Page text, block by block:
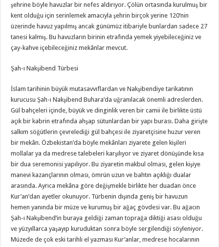
şehrine böyle havuzlar bir nefes aldırıyor. Çölün ortasında kurulmuş bir
kent olduğu için serinlemek amacıyla şehrin birçok yerine 120’nin
üzerinde havuz yapılmış ancak günümüz itibariyle bunlardan sadece 27
tanesi kalmış. Bu havuzların birinin etrafında yemek yiyebileceğiniz ve
çay-kahve içebileceğiniz mekânlar mevcut.
Şah-ı Nakşibend Türbesi
İslam tarihinin büyük mutasavvıflardan ve Nakşibendiye tarikatının
kurucusu Şah-ı Nakşibend Buhara’da uğranılacak önemli adreslerden.
Gül bahçeleri içinde, büyük ve dinginlik veren bir camii ile birlikte üstü
açık bir kabrin etrafında ahşap sütunlardan bir yapı burası. Daha girişte
salkım söğütlerin çevrelediği gül bahçesi ile ziyaretçisine huzur veren
bir mekân. Özbekistan’da böyle mekânları ziyarete gelen kişileri
mollalar ya da medrese talebeleri karşılıyor ve ziyaret dönüşünde kısa
bir dua seremonisi yapılıyor. Bu ziyaretin makbul olması, gelen kişiye
manevi kazançlarının olması, ömrün uzun ve bahtın açıklığı dualar
arasında. Ayrıca mekâna göre değişmekle birlikte her duadan önce
Kur’an’dan ayetler okunuyor. Türbenin dışında geniş bir havuzun
hemen yanında bir müze ve kurumuş bir ağaç gövdesi var. Bu ağacın
Şah-ı Nakşibend’in buraya geldiği zaman toprağa diktiği asası olduğu
ve yüzyıllarca yaşayıp kuruduktan sonra böyle sergilendiği söyleniyor.
Müzede de çok eski tarihli el yazması Kur’anlar, medrese hocalarının